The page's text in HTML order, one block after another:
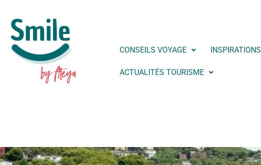
CONSEILS VOYAGE INSPIRATIONS
ACTUALITÉS TOURISME